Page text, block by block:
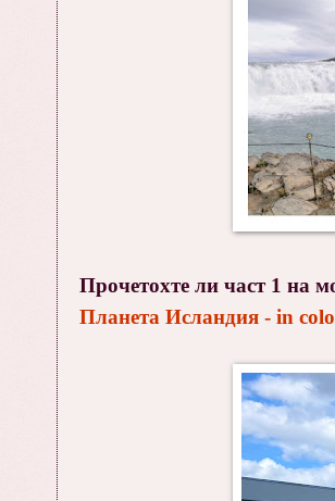
Прочетохте ли част 1 на
Планета Исландия - in